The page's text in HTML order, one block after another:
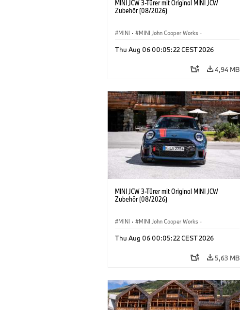
MINI JCW 3-Türer mit Original MINI JCW
Zubehör (08/2026)
MINI · MINI John Cooper Works ·
Sonderausstattungen, Zubehör
Thu Aug 06 00:05:22 CEST 2026
4,94 MB
MINI JCW 3-Türer mit Original MINI JCW
Zubehör (08/2026)
MINI · MINI John Cooper Works ·
Sonderausstattungen, Zubehör
Thu Aug 06 00:05:22 CEST 2026
5,63 MB